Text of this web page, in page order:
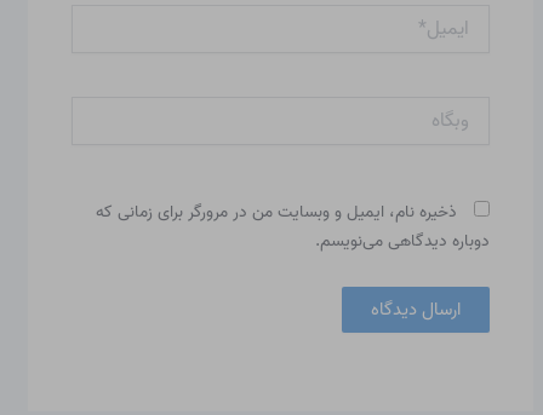
ایمیل*
ذخیره نام، ایمیل و وبسایت من در مرورگر برای زمانی که
دوباره دیدگاهی می‌نویسم.